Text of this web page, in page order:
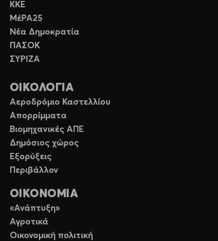
ΚΚΕ
ΜέΡΑ25
Νέα Δημοκρατία
ΠΑΣΟΚ
ΣΥΡΙΖΑ
ΟΙΚΟΛΟΓΙΑ
Αεροδρόμιο Καστελλίου
Απορρίμματα
Βιομηχανικές ΑΠΕ
Δημόσιος χώρος
Εξορύξεις
Περιβάλλον
ΟΙΚΟΝΟΜΙΑ
«Ανάπτυξη»
Αγροτικά
Οικονομική πολιτική